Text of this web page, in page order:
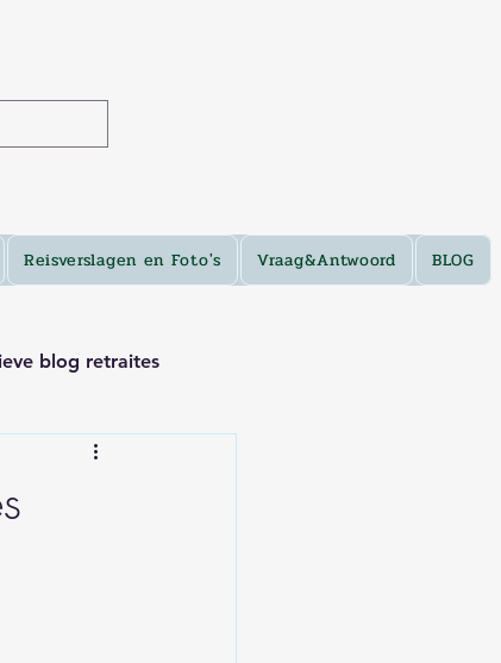
Reisverslagen en Foto's Vraag&Antwoord BLOG
blog retraites